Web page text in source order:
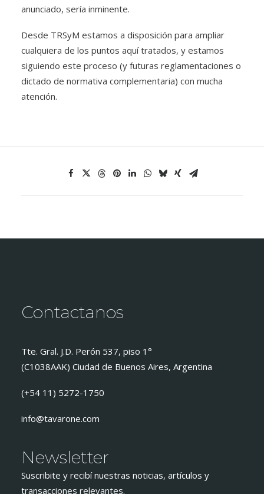
anunciado, sería inminente.
Desde TRSyM estamos a disposición para ampliar
cualquiera de los puntos aquí tratados, y estamos
siguiendo este proceso (y futuras reglamentaciones o
dictado de normativa complementaria) con mucha
atención.
Contactanos
Tte. Gral. J.D. Perón 537, piso 1°
(C1038AAK) Ciudad de Buenos Aires, Argentina
(+54 11) 5272-1750
info@tavarone.com
Newsletter
Suscribite y recibí nuestras noticias, artículos y
transacciones relevantes.